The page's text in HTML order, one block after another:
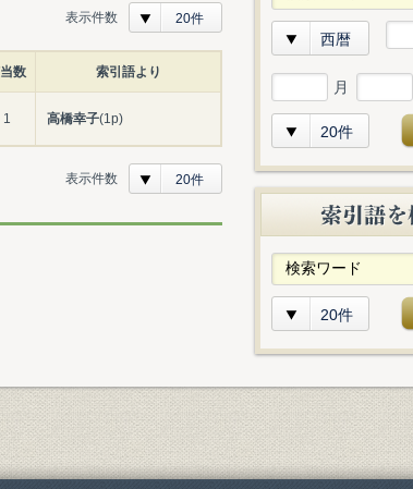
表示件数 20件
数 索引語より
1 高橋幸子(1p)
表示件数 20件
西暦
月
20件
20件